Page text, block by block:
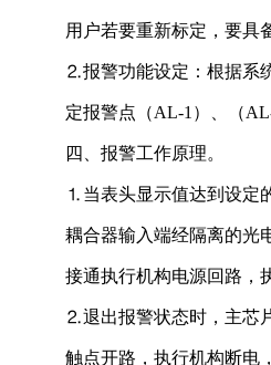
用户若要重新标定，要具
⒉报警功能设定：根据系
定报警点（AL-1 ）、（
四、报警工作原理。
⒈ 当表头显示值达到设定
耦合器输入端经隔离的光
接通执行机构电源回路，
⒉退出报警状态时，主芯
触点开路，执行机构断电